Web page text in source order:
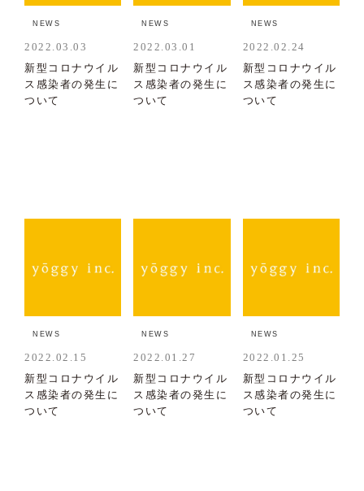
NEWS
2022.03.03
新型コロナウイル
ス感染者の発生に
ついて
NEWS
2022.03.01
新型コロナウイル
ス感染者の発生に
ついて
NEWS
2022.02.24
新型コロナウイル
ス感染者の発生に
ついて
NEWS
2022.02.15
新型コロナウイル
ス感染者の発生に
ついて
NEWS
2022.01.27
新型コロナウイル
ス感染者の発生に
ついて
NEWS
2022.01.25
新型コロナウイル
ス感染者の発生に
ついて